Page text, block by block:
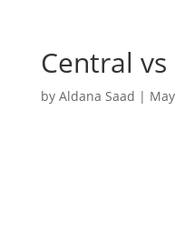
Central
by Aldana Saad |